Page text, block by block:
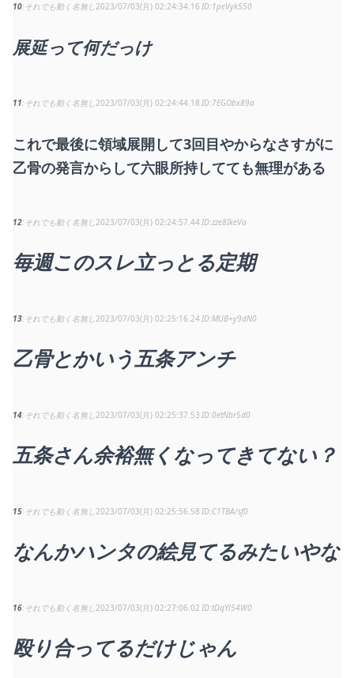
10 それでも動く名無し2023/07/03(月) 02:24:34.16 1peVyk550
展延って何だっけ
11 それでも動く名無し2023/07/03(月) 02:24:44.18 7EGObx89a
これで最後に領域展開して3回目やからなさすがに
乙骨の発言からして六眼所持してても無理がある
12 それでも動く名無し2023/07/03(月) 02:24:57.44 zze8IkeVa
毎週このスレ立っとる定期
13 それでも動く名無し2023/07/03(月) 02:25:16.24 MUB+y9dN0
乙骨とかいう五条アンチ
14 それでも動く名無し2023/07/03(月) 02:25:37.53 0etNbr5d0
五条さん余裕無くなってきてない？
15 それでも動く名無し2023/07/03(月) 02:25:56.58 C1TBA/sf0
なんかハンタの絵見てるみたいやな
16 それでも動く名無し2023/07/03(月) 02:27:06.02 tDqYl54W0
殴り合ってるだけじゃん